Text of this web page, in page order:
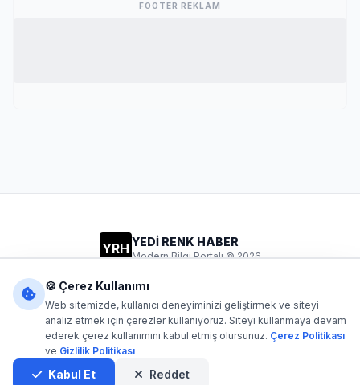
FOOTER REKLAM
YRH YEDİ RENK HABER
Modern Bilgi Portalı © 2026
Dijital1- Tüm hakları saklıdır. Kaynak gösterilmeden içerik
🍪 Çerez Kullanımı
Web sitemizde, kullanıcı deneyiminizi geliştirmek ve siteyi
analiz etmek için çerezler kullanıyoruz. Siteyi kullanmaya devam
ederek çerez kullanımını kabul etmiş olursunuz. Çerez Politikası
ve Gizlilik Politikası
Kabul Et Reddet